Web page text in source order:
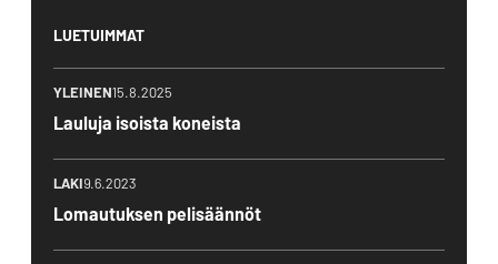
LUETUIMMAT
YLEINEN15.8.2025
Lauluja isoista koneista
LAKI9.6.2023
Lomautuksen pelisäännöt